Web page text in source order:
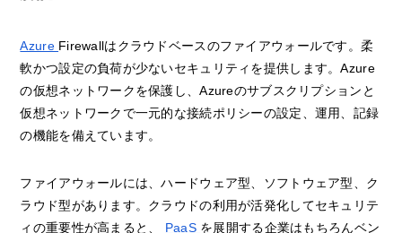
Azure Firewallはクラウドベースのファイアウォールです。柔
軟かつ設定の負荷が少ないセキュリティを提供します。Azure
の仮想ネットワークを保護し、Azureのサブスクリプションと
仮想ネットワークで一元的な接続ポリシーの設定、運用、記録
の機能を備えています。
ファイアウォールには、ハードウェア型、ソフトウェア型、ク
ラウド型があります。クラウドの利用が活発化してセキュリテ
ィの重要性が高まると、 PaaS を展開する企業はもちろんベン